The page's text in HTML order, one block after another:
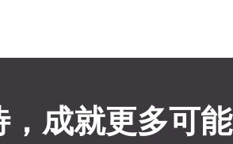
成就更多可能